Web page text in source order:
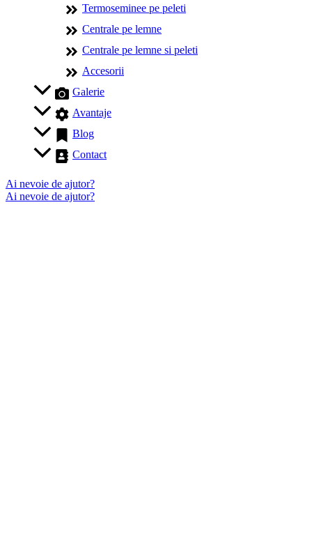
Termoseminee pe peleti
Centrale pe lemne
Centrale pe lemne si peleti
Accesorii
Galerie
Avantaje
Blog
Contact
Ai nevoie de ajutor?
Ai nevoie de ajutor?